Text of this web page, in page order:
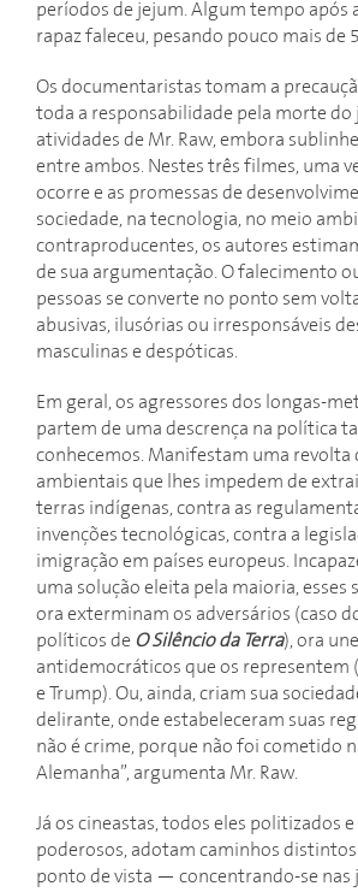
períodos de jejum. Algum tempo após
rapaz faleceu, pesando pouco mais de
Os documentaristas tomam a
toda a responsabilidade pela morte do
atividades de Mr. Raw, embora
entre ambos. Nestes três filmes, uma
ocorre e as promessas de
sociedade, na tecnologia, no meio
contraproducentes, os autores
de sua argumentação. O falecimento
pessoas se converte no ponto sem
abusivas, ilusórias ou irresponsáveis
masculinas e despóticas.
Em geral, os agressores dos longas-
partem de uma descrença na política
conhecemos. Manifestam uma revolta
ambientais que lhes impedem de
terras indígenas, contra as
invenções tecnológicas, contra a
imigração em países europeus.
uma solução eleita pela maioria, esses
ora exterminam os adversários (caso
políticos de O Silêncio da Terra), ora
antidemocráticos que os representem
e Trump). Ou, ainda, criam sua
delirante, onde estabeleceram suas
não é crime, porque não foi cometido
Alemanha”, argumenta Mr. Raw.
Já os cineastas, todos eles politizados e
poderosos, adotam caminhos
ponto de vista — concentrando-se nas